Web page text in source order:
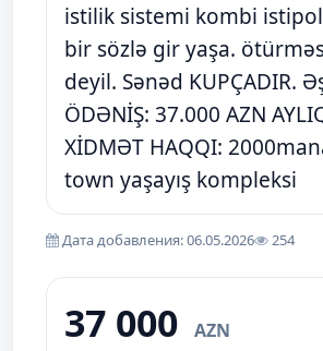
istilik sistemi kombi
bir sözlə gir yaşa.
deyil. Sənəd KUPÇADIR.
ÖDƏNİŞ: 37.000 AZN
XİDMƏT HAQQI:
town yaşayış kompleksi
Дата добавления: 06.05.2026 254
37 000 AZN